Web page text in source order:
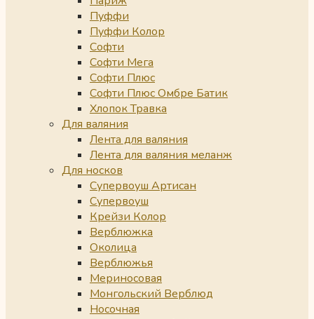
Пуффи
Пуффи Колор
Софти
Софти Мега
Софти Плюс
Софти Плюс Омбре Батик
Хлопок Травка
Для валяния
Лента для валяния
Лента для валяния меланж
Для носков
Супервоуш Артисан
Супервоуш
Крейзи Колор
Верблюжка
Околица
Верблюжья
Мериносовая
Монгольский Верблюд
Носочная